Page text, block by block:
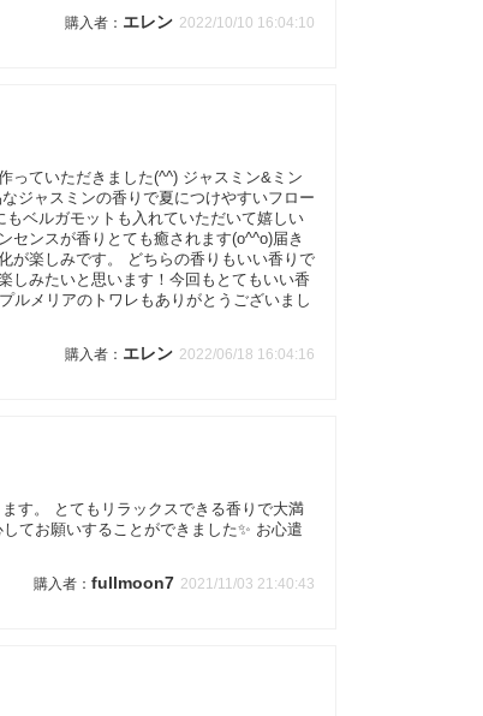
エレン 2022/10/10 16:04:10
っていただきました(^^) ジャスミン&ミン
ジャスミンの香りで夏につけやすいフロー
ベルガモットも入れていただいて嬉しい
センスが香りとても癒されます(o^^o)届き
が楽しみです。 どちらの香りもいい香りで
しみたいと思います！今回もとてもいい香
ルメリアのトワレもありがとうございまし
エレン 2022/06/18 16:04:16
す。 とてもリラックスできる香りで大満
てお願いすることができました✨ お心遣
fullmoon7 2021/11/03 21:40:43